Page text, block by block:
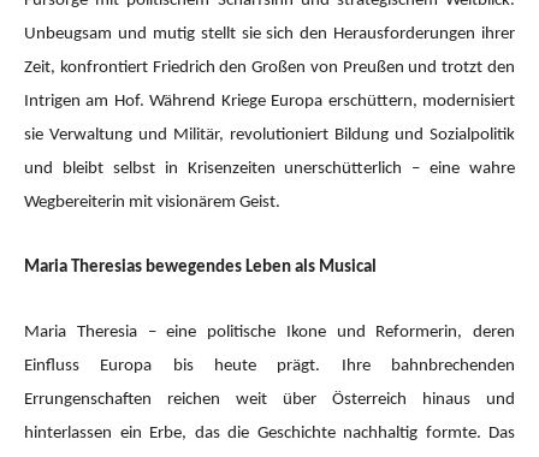
Unbeugsam und mutig stellt sie sich den Herausforderungen ihrer
Zeit, konfrontiert Friedrich den Großen von Preußen und trotzt den
Intrigen am Hof. Während Kriege Europa erschüttern, modernisiert
sie Verwaltung und Militär, revolutioniert Bildung und Sozialpolitik
und bleibt selbst in Krisenzeiten unerschütterlich – eine wahre
Wegbereiterin mit visionärem Geist.
Maria Theresias bewegendes Leben als Musical
Maria Theresia – eine politische Ikone und Reformerin, deren
Einfluss Europa bis heute prägt. Ihre bahnbrechenden
Errungenschaften reichen weit über Österreich hinaus und
hinterlassen ein Erbe, das die Geschichte nachhaltig formte. Das